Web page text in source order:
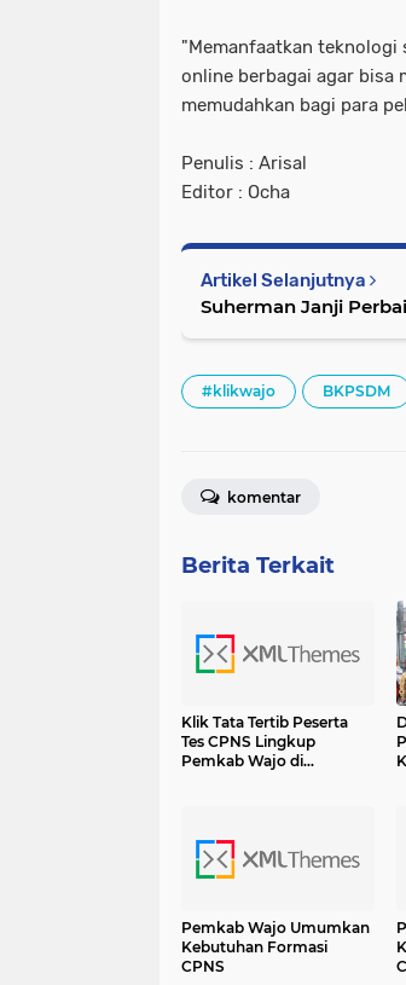
"Memanfaatkan teknologi
online berbagai agar bisa
memudahkan bagi para
Penulis : Arisal
Editor : Ocha
Artikel Selanjutnya
Suherman Janji
#klikwajo BKPSDM
komentar
Berita Terkait
Klik Tata Tertib Peserta
Tes CPNS Lingkup
Pemkab Wajo di
Pemkab Wajo Umumkan
Kebutuhan Formasi
CPNS